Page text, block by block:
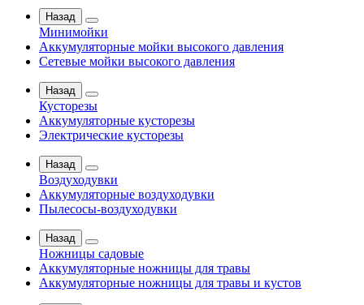
Назад
Минимойки
Аккумуляторные мойки высокого давления
Сетевые мойки высокого давления
Назад
Кусторезы
Аккумуляторные кусторезы
Электрические кусторезы
Назад
Воздуходувки
Аккумуляторные воздуходувки
Пылесосы-воздуходувки
Назад
Ножницы садовые
Аккумуляторные ножницы для травы
Аккумуляторные ножницы для травы и кустов